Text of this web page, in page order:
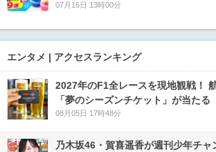
07月16日 13時00分
エンタメ | アクセスランキング
2027年のF1全レースを現地観戦！
「夢のシーズンチケット」が当たる
08月05日 17時48分
乃木坂46・賀喜遥香が週刊少年チャ